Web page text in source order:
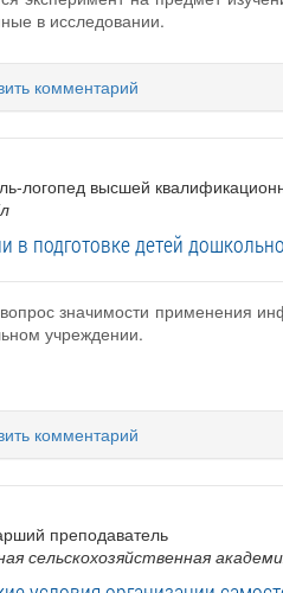
в исследовании.
комментарий
логопед высшей
в подготовке детей
вопрос значимости применения
учреждении.
комментарий
преподаватель
сельскохозяйственная